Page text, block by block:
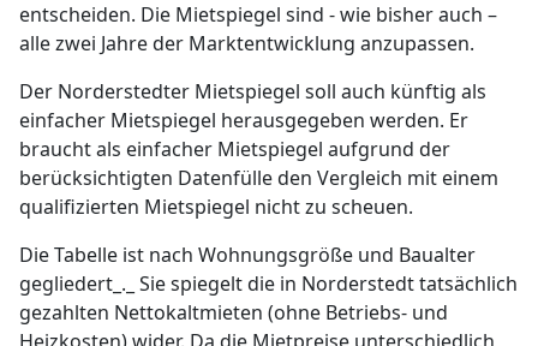
entscheiden. Die Mietspiegel sind - wie bisher auch –
alle zwei Jahre der Marktentwicklung anzupassen.
Der Norderstedter Mietspiegel soll auch künftig als
einfacher Mietspiegel herausgegeben werden. Er
braucht als einfacher Mietspiegel aufgrund der
berücksichtigten Datenfülle den Vergleich mit einem
qualifizierten Mietspiegel nicht zu scheuen.
Die Tabelle ist nach Wohnungsgröße und Baualter
gegliedert_._ Sie spiegelt die in Norderstedt tatsächlich
gezahlten Nettokaltmieten (ohne Betriebs- und